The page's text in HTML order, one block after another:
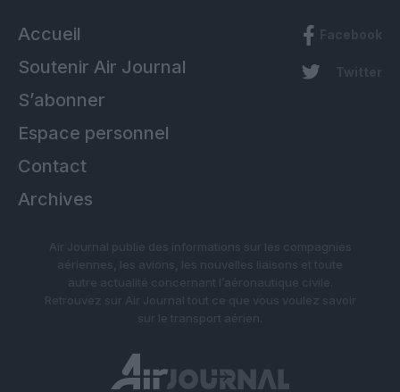
Accueil
Soutenir Air Journal
S’abonner
Espace personnel
Contact
Archives